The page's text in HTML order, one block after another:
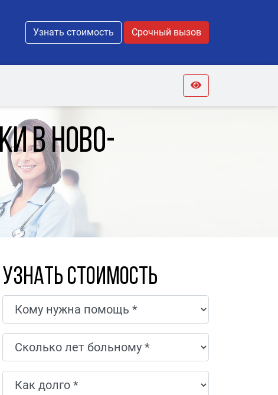
Узнать стоимость Срочный вызов
в Ново-
Узнать стоимость